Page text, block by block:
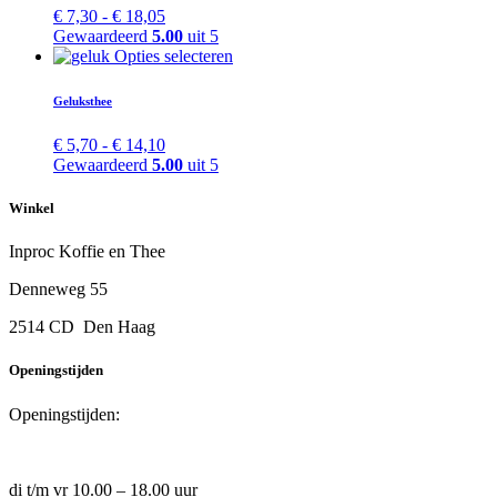
€ 7,30 - € 18,05Prijsklasse:
€ 7,30
tot
Gewaardeerd 5.00 uit 5
Opties selecteren
Geluksthee
€ 5,70 - € 14,10Prijsklasse:
€ 5,70
Gewaardeerd 5.00 uit 5
Winkel
Inproc Koffie en Thee
Denneweg 55
2514 CD Den Haag
Openingstijden
Openingstijden:
di t/m vr 10.00 – 18.00 uur